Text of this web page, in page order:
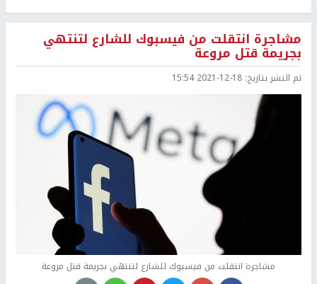
مشاجرة انتقلت من فيسبوك للشارع لتنتهي
بجريمة قتل مروعة
تم النشر بتاريخ: 2021-12-18 15:54
مشاجرة انتقلت من فيسبوك للشارع لتنتهي بجريمة قتل مروعة